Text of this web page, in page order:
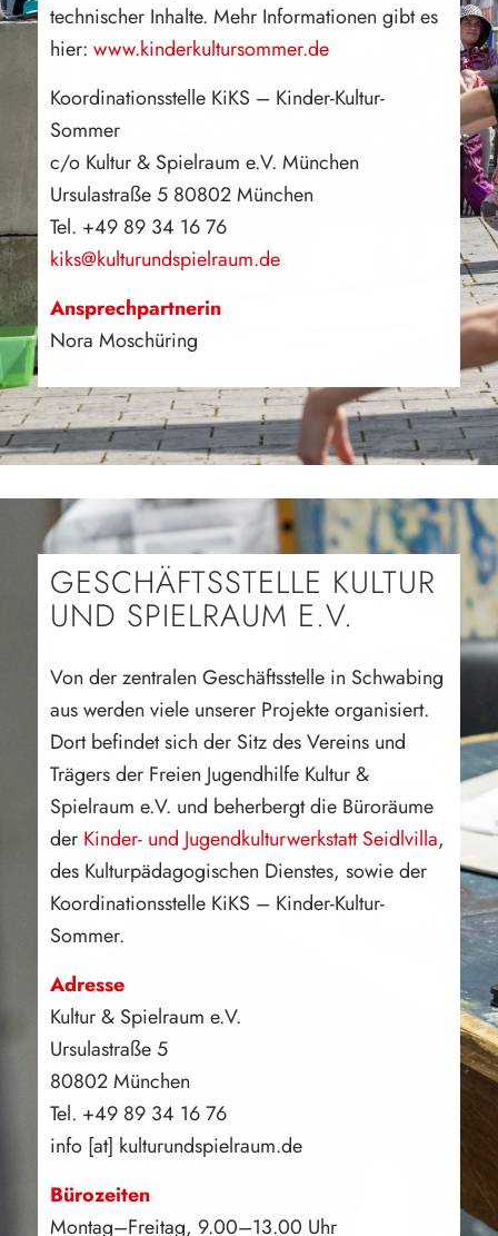
technischer Inhalte. Mehr Informationen gibt es
hier:www.kinderkultursommer.de
Koordinationsstelle KiKS – Kinder-Kultur-
Sommer
c/o Kultur & Spielraum e.V. München
Ursulastraße 5 80802 München
Tel. +49 89 34 16 76
kiks@kulturundspielraum.de
Ansprechpartnerin
Nora Moschüring
GESCHÄFTSSTELLE KULTUR
UND SPIELRAUM E.V.
Von der zentralen Geschäftsstelle in Schwabing
aus werden viele unserer Projekte organisiert.
Dort befindet sich der Sitz des Vereins und
Trägers der Freien Jugendhilfe Kultur &
Spielraum e.V. und beherbergt die Büroräume
der Kinder- und Jugendkulturwerkstatt Seidlvilla,
des Kulturpädagogischen Dienstes, sowie der
Koordinationsstelle KiKS – Kinder-Kultur-
Sommer.
Adresse
Kultur & Spielraum e.V.
Ursulastraße 5
80802 München
Tel. +49 89 34 16 76
info [at] kulturundspielraum.de
Bürozeiten
Montag–Freitag, 9.00–13.00 Uhr